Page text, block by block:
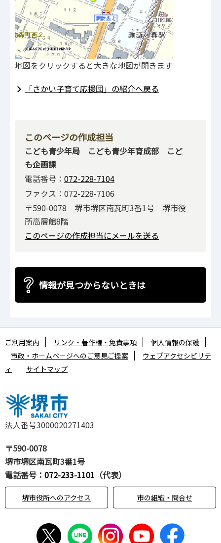
地図をクリックすると大きな地図が開きます
「さかい子育て応援団」の紹介へ戻る
このページの作成担当
こども青少年局 こども青少年育成部 こど
も企画課
電話番号： 072-228-7104
ファクス：072-228-7106
〒590-0078 堺市堺区南瓦町3番1号 堺市役
所高層館8階
このページの作成担当にメールを送る
情報が見つからないときは
法人番号3000020271403
〒590-0078
堺市堺区南瓦町3番1号
電話番号： 072-233-1101 （代表）
堺市役所へのアクセス 市の組織・問合せ
ご利用案内 リンク・著作権・免責事項
個人情報の保護
市政・ホームページへのご意見ご提案
ウェブアクセシビリテ
ィ
サイトマップ